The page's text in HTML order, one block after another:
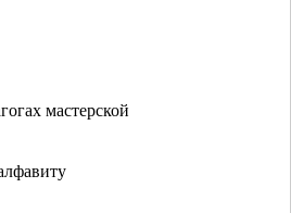
мастерской